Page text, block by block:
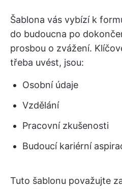
Šablona vás vybízí k
do budoucna po
prosbou o zvážení.
třeba uvést, jsou:
Osobní údaje
Vzdělání
Pracovní zkušenosti
Budoucí kariérní
Tuto šablonu považujte